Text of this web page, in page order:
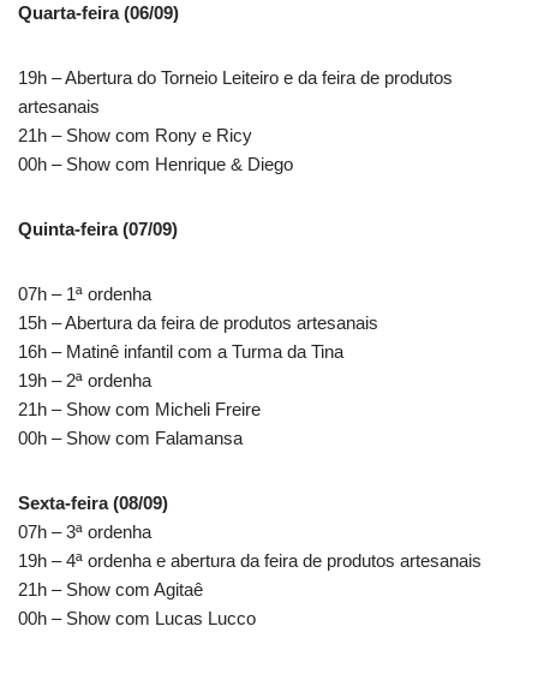
Quarta-feira (06/09)
19h – Abertura do Torneio Leiteiro e da feira de produtos
artesanais
21h – Show com Rony e Ricy
00h – Show com Henrique & Diego
Quinta-feira (07/09)
07h – 1ª ordenha
15h – Abertura da feira de produtos artesanais
16h – Matinê infantil com a Turma da Tina
19h – 2ª ordenha
21h – Show com Micheli Freire
00h – Show com Falamansa
Sexta-feira (08/09)
07h – 3ª ordenha
19h – 4ª ordenha e abertura da feira de produtos artesanais
21h – Show com Agitaê
00h – Show com Lucas Lucco